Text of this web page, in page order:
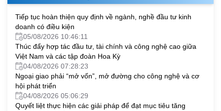
Tiếp tục hoàn thiện quy định về ngành, nghề đầu tư kinh
doanh có điều kiện
05/08/2026 10:46:11
Thúc đẩy hợp tác đầu tư, tài chính và công nghệ cao giữa
Việt Nam và các tập đoàn Hoa Kỳ
04/08/2026 07:28:23
Ngoại giao phải “mở vốn”, mở đường cho công nghệ và cơ
hội phát triển
04/08/2026 05:06:29
Quyết liệt thực hiện các giải pháp để đạt mục tiêu tăng